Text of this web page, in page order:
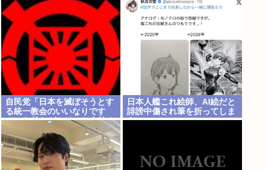
すぎると話題にwww
自民党「日本を滅ぼそうとす
る統一教会のいいなりです
w」 お前らがコイツを支持す
日本人艦これ絵師、AI絵だと
誹謗中傷され筆を折ってしま
う